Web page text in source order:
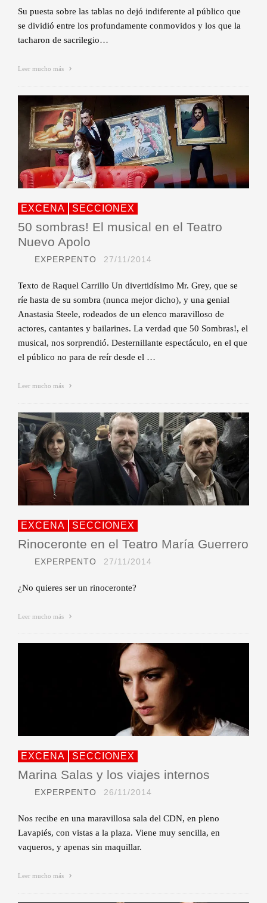
Su puesta sobre las tablas no dejó indiferente al público que
se dividió entre los profundamente conmovidos y los que la
tacharon de sacrilegio…
Leer mucho más
EXCENA SECCIONEX
50 sombras! El musical en el Teatro
Nuevo Apolo
EXPERPENTO 27/11/2014
Texto de Raquel Carrillo Un divertidísimo Mr. Grey, que se
ríe hasta de su sombra (nunca mejor dicho), y una genial
Anastasia Steele, rodeados de un elenco maravilloso de
actores, cantantes y bailarines. La verdad que 50 Sombras!, el
musical, nos sorprendió. Desternillante espectáculo, en el que
el público no para de reír desde el …
Leer mucho más
EXCENA SECCIONEX
Rinoceronte en el Teatro María Guerrero
EXPERPENTO 27/11/2014
¿No quieres ser un rinoceronte?
Leer mucho más
EXCENA SECCIONEX
Marina Salas y los viajes internos
EXPERPENTO 26/11/2014
Nos recibe en una maravillosa sala del CDN, en pleno
Lavapiés, con vistas a la plaza. Viene muy sencilla, en
vaqueros, y apenas sin maquillar.
Leer mucho más